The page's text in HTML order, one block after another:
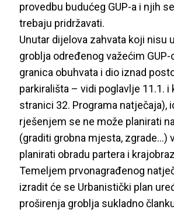
provedbu budućeg GUP-a i njih
trebaju pridržavati.
Unutar dijelova zahvata koji nisu
groblja određenog važećim
granica obuhvata i dio iznad
parkirališta – vidi poglavlje 11.1. i
stranici 32. Programa natječaja),
rješenjem se ne može planirati
(graditi grobna mjesta, zgrade…)
planirati obradu partera i
Temeljem prvonagrađenog
izradit će se Urbanistički plan
proširenja groblja sukladno